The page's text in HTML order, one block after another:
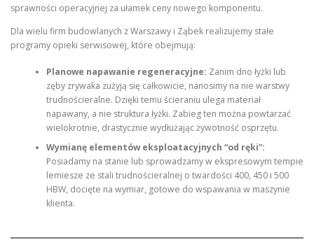
sprawności operacyjnej za ułamek ceny nowego komponentu.
Dla wielu firm budowlanych z Warszawy i Ząbek realizujemy stałe
programy opieki serwisowej, które obejmują:
Planowe napawanie regeneracyjne: Zanim dno łyżki lub
zęby zrywaka zużyją się całkowicie, nanosimy na nie warstwy
trudnościeralne. Dzięki temu ścieraniu ulega materiał
napawany, a nie struktura łyżki. Zabieg ten można powtarzać
wielokrotnie, drastycznie wydłużając żywotność osprzętu.
Wymianę elementów eksploatacyjnych “od ręki”:
Posiadamy na stanie lub sprowadzamy w ekspresowym tempie
lemiesze ze stali trudnościeralnej o twardości 400, 450 i 500
HBW, docięte na wymiar, gotowe do wspawania w maszynie
klienta.